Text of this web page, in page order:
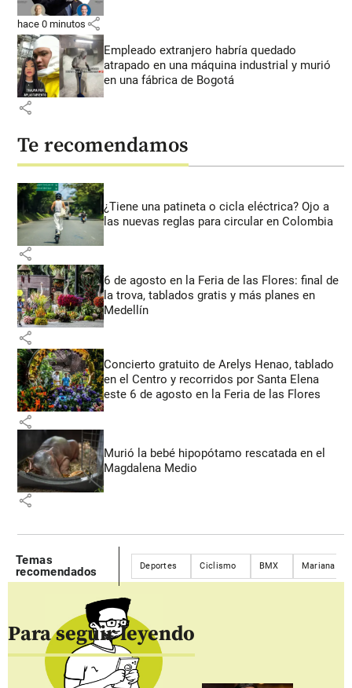
hace 0 minutos share
Empleado extranjero habría quedado
atrapado en una máquina industrial y murió
en una fábrica de Bogotá
share
Te recomendamos
¿Tiene una patineta o cicla eléctrica? Ojo a
las nuevas reglas para circular en Colombia
share
6 de agosto en la Feria de las Flores: final de
la trova, tablados gratis y más planes en
Medellín
share
Concierto gratuito de Arelys Henao, tablado
en el Centro y recorridos por Santa Elena
este 6 de agosto en la Feria de las Flores
share
Murió la bebé hipopótamo rescatada en el
Magdalena Medio
share
Temas
recomendados
Deportes Ciclismo BMX Mariana
Para seguir leyendo